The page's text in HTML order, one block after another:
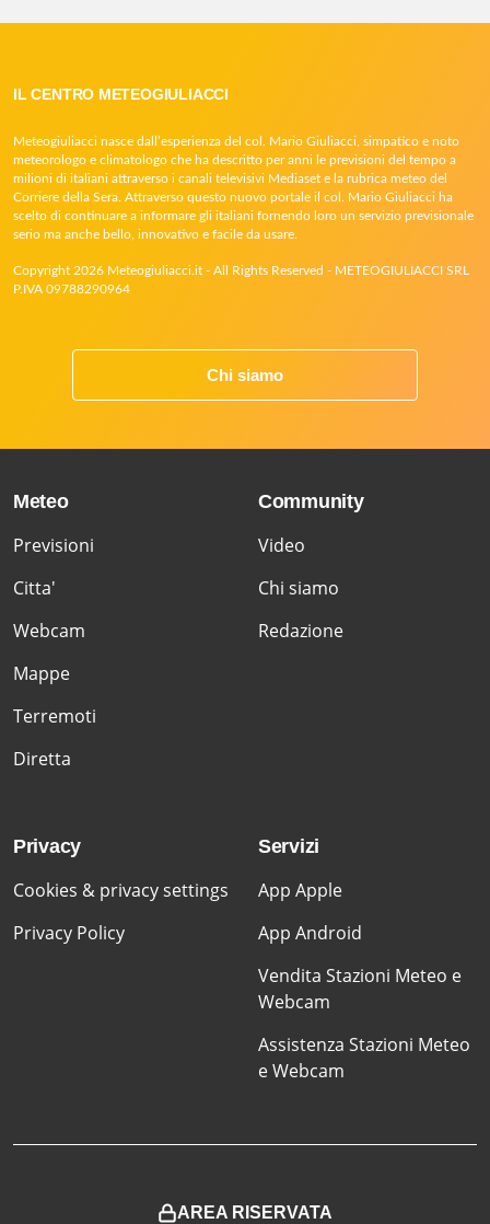
IL CENTRO METEOGIULIACCI
Meteogiuliacci nasce dall’esperienza del col. Mario Giuliacci, simpatico e noto
meteorologo e climatologo che ha descritto per anni le previsioni del tempo a
milioni di italiani attraverso i canali televisivi Mediaset e la rubrica meteo del
Corriere della Sera. Attraverso questo nuovo portale il col. Mario Giuliacci ha
scelto di continuare a informare gli italiani fornendo loro un servizio previsionale
serio ma anche bello, innovativo e facile da usare.
Copyright 2026 Meteogiuliacci.it - All Rights Reserved - METEOGIULIACCI SRL
P.IVA 09788290964
Chi siamo
Meteo
Previsioni
Citta'
Webcam
Mappe
Terremoti
Diretta
Community
Video
Chi siamo
Redazione
Privacy
Cookies & privacy settings
Privacy Policy
Servizi
App Apple
App Android
Vendita Stazioni Meteo e
Webcam
Assistenza Stazioni Meteo
e Webcam
AREA RISERVATA